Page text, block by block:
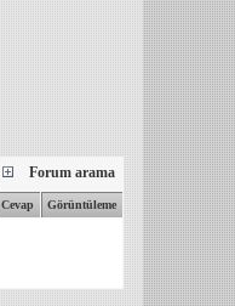
Forum arama
Cevap Görüntüleme